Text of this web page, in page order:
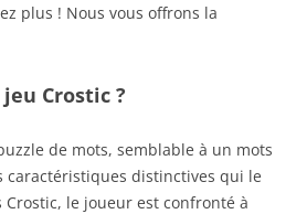
plus ! Nous vous offrons la
Crostic ?
de mots, semblable à un mots
caractéristiques distinctives qui le
le joueur est confronté à